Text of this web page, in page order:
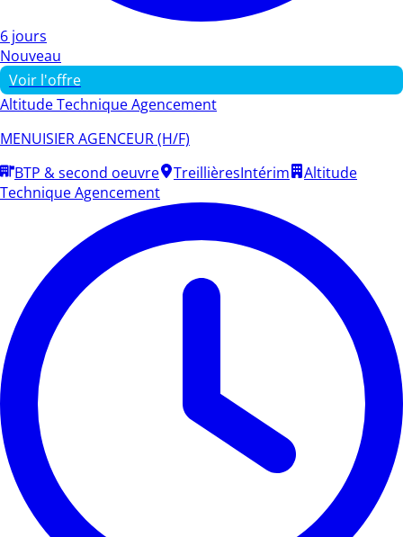
6 jours
Nouveau
Voir l'offre
Altitude Technique Agencement
MENUISIER AGENCEUR (H/F)
BTP & second oeuvre
TreillièresIntérim
Altitude
Technique Agencement